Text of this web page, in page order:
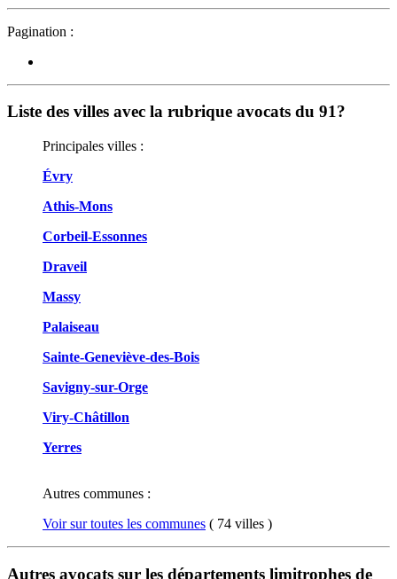
Pagination :
Liste des villes avec la rubrique avocats du 91?
Principales villes :
Évry
Athis-Mons
Corbeil-Essonnes
Draveil
Massy
Palaiseau
Sainte-Geneviève-des-Bois
Savigny-sur-Orge
Viry-Châtillon
Yerres
Autres communes :
Voir sur toutes les communes ( 74 villes )
Autres avocats sur les départements limitrophes de